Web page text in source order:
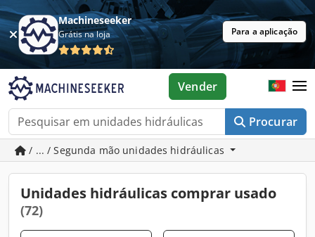
Machineseeker
Grátis na loja Para a aplicação
Procurar
Vender
/ ... / Segunda mão unidades hidráulicas
Unidades hidráulicas comprar usado
(72)